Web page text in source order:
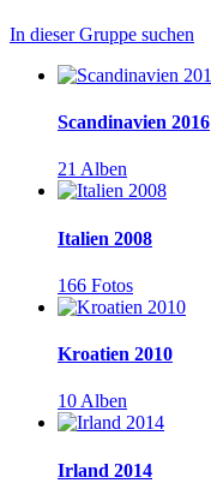
In dieser Gruppe suchen
Scandinavien 2016
21 Alben
Italien 2008
166 Fotos
Kroatien 2010
10 Alben
Irland 2014